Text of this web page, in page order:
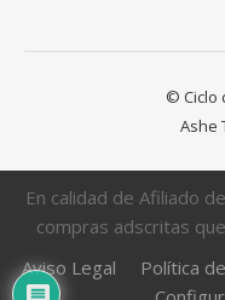
© Ciclo
Ashe
En calidad de Afiliado
compras adscritas
Aviso Legal
Política